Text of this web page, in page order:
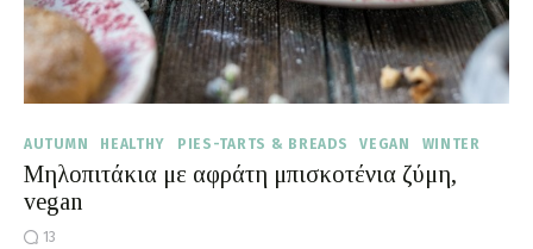
AUTUMN HEALTHY PIES-TARTS & BREADS VEGAN WINTER
Μηλοπιτάκια με αφράτη μπισκοτένια ζύμη,
vegan
13